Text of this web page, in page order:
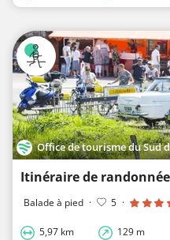
Office de tourisme du Sud
Balade à pied · 5 ·
5,97 km 129 m